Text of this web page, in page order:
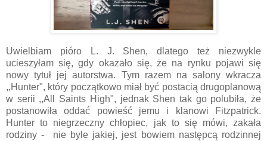
Uwielbiam pióro L. J. Shen, dlatego też niezwykle
ucieszyłam się, gdy okazało się, że na rynku pojawi się
nowy tytuł jej autorstwa. Tym razem na salony wkracza
,,Hunter", który początkowo miał być postacią drugoplanową
w serii ,,All Saints High", jednak Shen tak go polubiła, że
postanowiła oddać powieść jemu i klanowi Fitzpatrick.
Hunter to niegrzeczny chłopiec, jak to się mówi, zakała
rodziny - nie byle jakiej, jest bowiem następcą rodzinnej